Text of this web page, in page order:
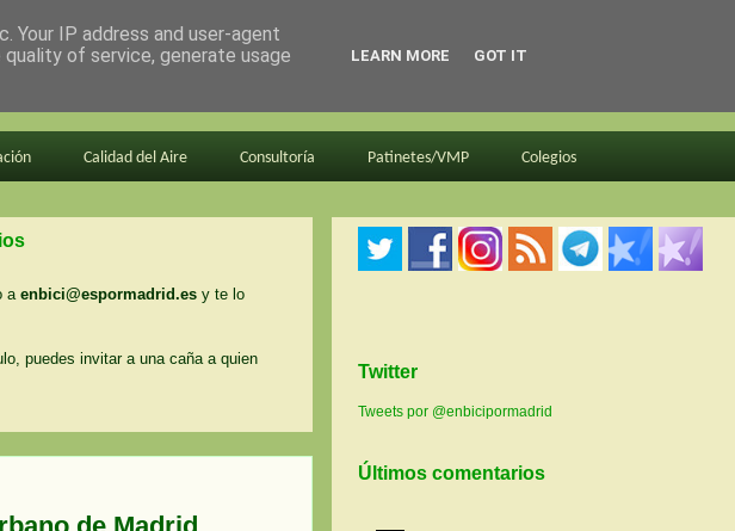
Calidad del Aire Consultoría Patinetes/VMP Colegios
a enbici@espormadrid.es y te lo
puedes invitar a una caña a quien
Twitter
Tweets por @enbicipormadrid
Últimos comentarios
Your IP address and user-agent
of service, generate usage
LEARN MORE GOT IT